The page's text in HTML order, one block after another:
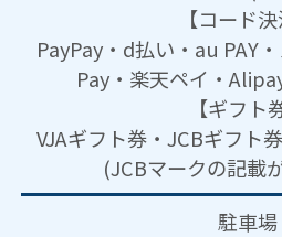
【コード決
PayPay・d払い・au PAY
Pay・楽天ペイ・
【ギフト
VJAギフト券・JCBギフト
(JCBマークの記載
駐車場